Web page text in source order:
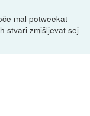
mal potweekat
stvari zmišljevat sej